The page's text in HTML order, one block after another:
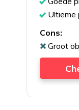
Ultieme
Cons:
Groot